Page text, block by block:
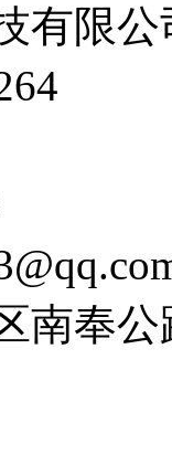
有限公
南奉公